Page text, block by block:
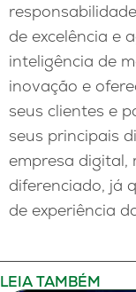
de excelência e
inteligência de
inovação e
seus clientes e
seus principais
empresa digital,
diferenciado, já
de experiência
LEIA TAMBÉM